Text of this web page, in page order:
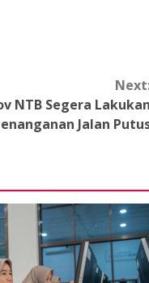
NTB Segera
Jalan